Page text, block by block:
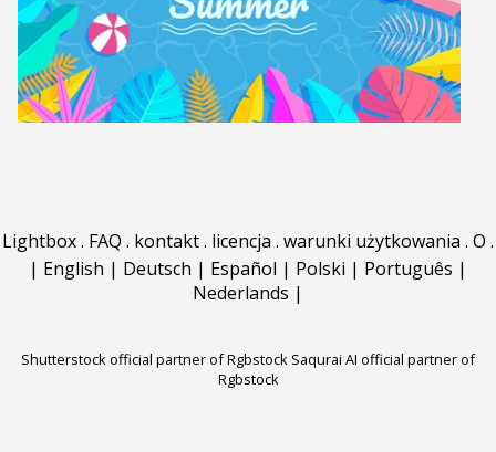
Lightbox. FAQ . kontakt. licencja . warunki użytkowania . O .
| English | Deutsch | Español | Polski | Português |
Nederlands |
Shutterstock official partner of Rgbstock Saqurai AI official partner of
Rgbstock